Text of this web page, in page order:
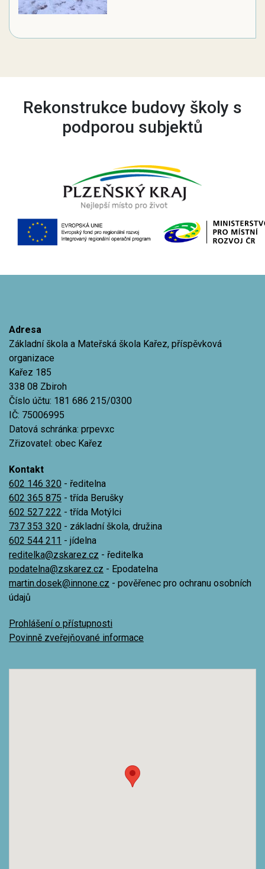
Rekonstrukce budovy školy s
podporou subjektů
Adresa
Základní škola a Mateřská škola Kařez, příspěvková
organizace
Kařez 185
338 08 Zbiroh
Číslo účtu: 181 686 215/0300
IČ: 75006995
Datová schránka: prpevxc
Zřizovatel: obec Kařez
Kontakt
602 146 320 - ředitelna
602 365 875 - třída Berušky
602 527 222 - třída Motýlci
737 353 320 - základní škola, družina
602 544 211 - jídelna
reditelka@zskarez.cz - ředitelka
podatelna@zskarez.cz - Epodatelna
martin.dosek@innone.cz - pověřenec pro ochranu osobních
údajů
Prohlášení o přístupnosti
Povinně zveřejňované informace